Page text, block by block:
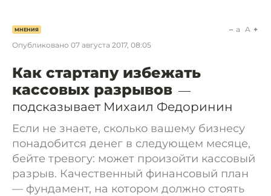
МНЕНИЯ
Опубликовано 07 августа 2017, 08:05
a A
Как стартапу избежать
кассовых разрывов —
подсказывает Михаил Федоринин
Если не знаете, сколько вашему бизнесу
понадобится денег в следующем месяце,
бейте тревогу: может произойти кассовый
разрыв. Качественный финансовый план
— фундамент, на котором должно стоять